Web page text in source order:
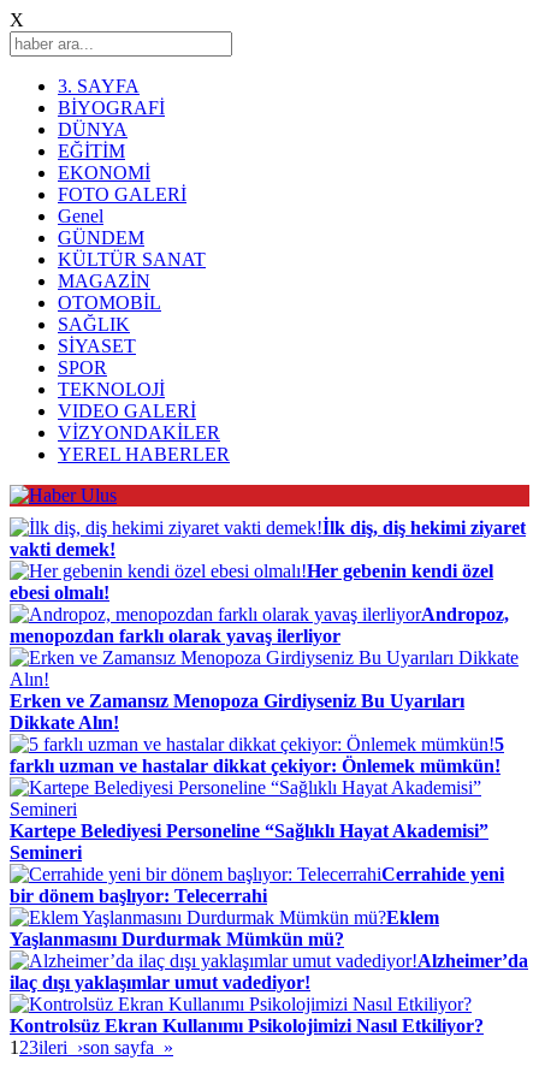
X
3. SAYFA
BİYOGRAFİ
DÜNYA
EĞİTİM
EKONOMİ
FOTO GALERİ
Genel
GÜNDEM
KÜLTÜR SANAT
MAGAZİN
OTOMOBİL
SAĞLIK
SİYASET
SPOR
TEKNOLOJİ
VIDEO GALERİ
VİZYONDAKİLER
YEREL HABERLER
İlk diş, diş hekimi ziyaret
vakti demek!
Her gebenin kendi özel
ebesi olmalı!
Andropoz,
menopozdan farklı olarak yavaş ilerliyor
Erken ve Zamansız Menopoza Girdiyseniz Bu Uyarıları
Dikkate Alın!
5
farklı uzman ve hastalar dikkat çekiyor: Önlemek mümkün!
Kartepe Belediyesi Personeline “Sağlıklı Hayat Akademisi”
Semineri
Cerrahide yeni
bir dönem başlıyor: Telecerrahi
Eklem
Yaşlanmasını Durdurmak Mümkün mü?
Alzheimer’da
ilaç dışı yaklaşımlar umut vadediyor!
Kontrolsüz Ekran Kullanımı Psikolojimizi Nasıl Etkiliyor?
1 23ileri ›son sayfa »